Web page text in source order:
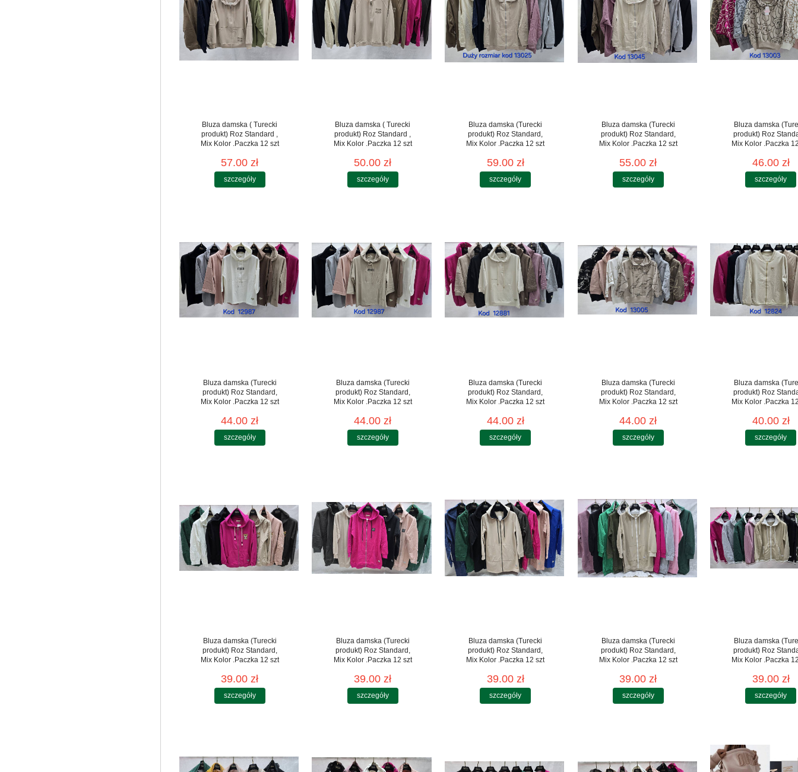
Bluza damska ( Turecki
produkt) Roz Standard ,
Mix Kolor .Paczka 12 szt
57.00 zł
szczegóły
Bluza damska ( Turecki
produkt) Roz Standard ,
Mix Kolor .Paczka 12 szt
50.00 zł
szczegóły
Bluza damska (Turecki
produkt) Roz Standard,
Mix Kolor .Paczka 12 szt
59.00 zł
szczegóły
Bluza damska (Turecki
produkt) Roz Standard,
Mix Kolor .Paczka 12 szt
55.00 zł
szczegóły
Bluza damska
produkt) Roz
Mix Kolor .Paczka
46.00 zł
szczegóły
Bluza damska (Turecki
produkt) Roz Standard,
Mix Kolor .Paczka 12 szt
44.00 zł
szczegóły
Bluza damska (Turecki
produkt) Roz Standard,
Mix Kolor .Paczka 12 szt
44.00 zł
szczegóły
Bluza damska (Turecki
produkt) Roz Standard,
Mix Kolor .Paczka 12 szt
44.00 zł
szczegóły
Bluza damska (Turecki
produkt) Roz Standard,
Mix Kolor .Paczka 12 szt
44.00 zł
szczegóły
Bluza damska
produkt) Roz
Mix Kolor .Paczka
40.00 zł
szczegóły
Bluza damska (Turecki
produkt) Roz Standard,
Mix Kolor .Paczka 12 szt
39.00 zł
szczegóły
Bluza damska (Turecki
produkt) Roz Standard,
Mix Kolor .Paczka 12 szt
39.00 zł
szczegóły
Bluza damska (Turecki
produkt) Roz Standard,
Mix Kolor .Paczka 12 szt
39.00 zł
szczegóły
Bluza damska (Turecki
produkt) Roz Standard,
Mix Kolor .Paczka 12 szt
39.00 zł
szczegóły
Bluza damska
produkt) Roz
Mix Kolor .Paczka
39.00 zł
szczegóły